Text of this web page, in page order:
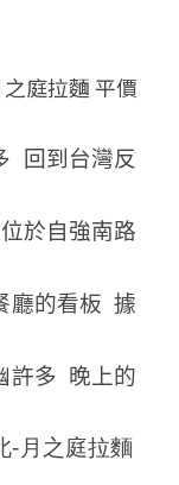
回到台灣反
於自強南路
廳的看板 據
許多
晚上的